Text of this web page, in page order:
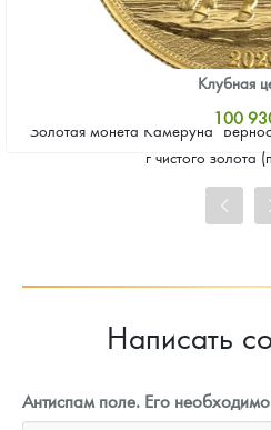
Золотая монета Камеруна
г чистого золота
Клубная
100
Цена
Написать
Антиспам поле. Его необходимо